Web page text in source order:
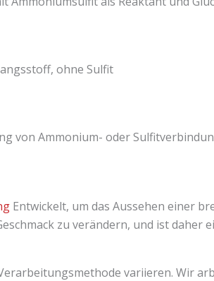
ohne Sulfit
von Ammonium- oder
Entwickelt, um das Aussehen einer
zu verändern, und ist daher
variieren. Wir